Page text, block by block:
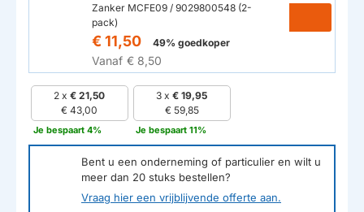
Zanker MCFE09 / 9029800548 (2-
pack)
€ 11,50 49% goedkoper
Vanaf € 8,50
2 x€ 21,50
€ 43,00
Je bespaart 4%
3 x€ 19,95
€ 59,85
Je bespaart 11%
Bent u een onderneming of particulier en wilt u
meer dan 20 stuks bestellen?
Vraag hier een vrijblijvende offerte aan.